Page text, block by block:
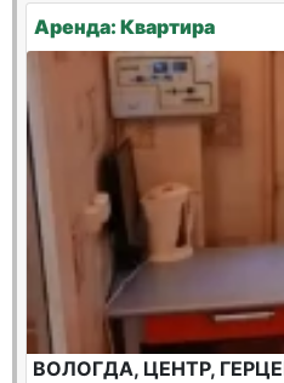
Аренда: Квартира
ВОЛОГДА, ЦЕНТР,